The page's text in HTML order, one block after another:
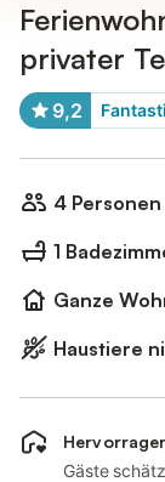
privater
9,2
4 Personen
1
Ganze
Haustiere
Gäste